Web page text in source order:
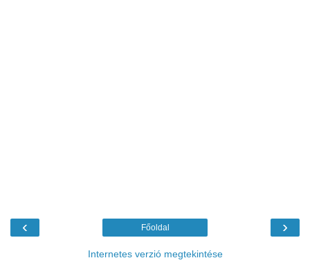
‹ ›
Főoldal
Internetes verzió megtekintése